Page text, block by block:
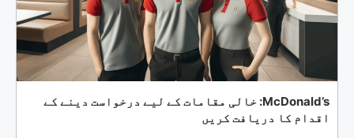
McDonald’s: خالی مقامات کے لیے درخواست دینے کے
اقدام کا دریافت کریں